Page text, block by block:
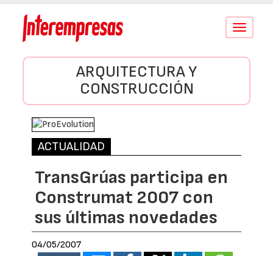
Conmutar
ARQUITECTURA Y
CONSTRUCCIÓN
ACTUALIDAD
TransGrúas participa en
Construmat 2007 con
sus últimas novedades
04/05/2007